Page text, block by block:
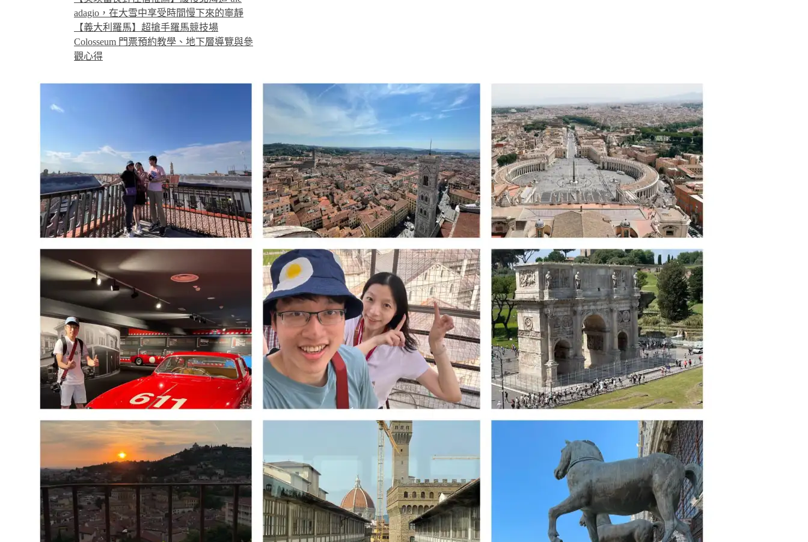
adagio，在大雪中享受時間慢下來的寧靜
【義大利羅馬】超搶手羅馬競技場
Colosseum 門票預約教學、地下層導覽與參
觀心得